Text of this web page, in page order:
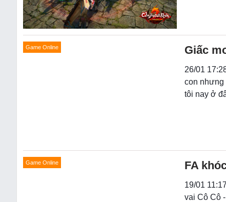
Game Online Giấc
26/01
con nhưng
tôi nay ở
Game Online FA
19/01
vai Cô Cô